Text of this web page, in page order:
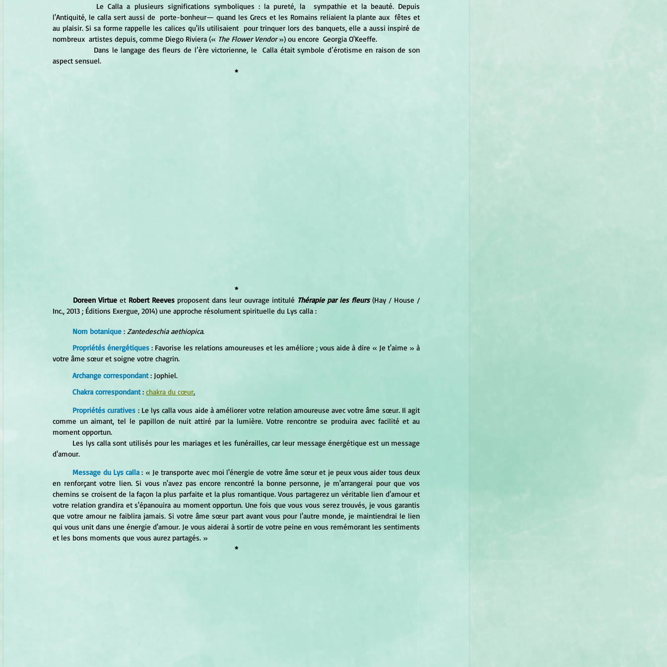
l'Antiquité, le calla sert aussi de  porte-bonheur— quand les Grecs et les Romains reliaient la plante aux  fêtes et
au plaisir. Si sa forme rappelle les calices qu'ils utilisaient  pour trinquer lors des banquets, elle a aussi inspiré de
nombreux  artistes depuis, comme Diego Riviera (« The Flower Vendor ») ou encore  Georgia O'Keeffe.
aspect sensuel.
*
*
Doreen Virtue et Robert Reeves proposent dans leur ouvrage intitulé Thérapie par les fleurs (Hay / House /
Inc., 2013 ; Éditions Exergue, 2014) une approche résolument spirituelle du Lys calla :
Nom botanique : Zantedeschia aethiopica.
Propriétés énergétiques : Favorise les relations amoureuses et les améliore ; vous aide à dire « Je t'aime » à
votre âme sœur et soigne votre chagrin.
Archange correspondant : Jophiel.
Chakra correspondant : chakra du cœur.
Propriétés curatives : Le lys calla vous aide à améliorer votre relation amoureuse avec votre âme sœur. Il agit
comme un aimant, tel le papillon de nuit attiré par la lumière. Votre rencontre se produira avec facilité et au
moment opportun.
d'amour.
Message du Lys calla : « Je transporte avec moi l'énergie de votre âme sœur et je peux vous aider tous deux
en renforçant votre lien. Si vous n'avez pas encore rencontré la bonne personne, je m'arrangerai pour que vos
chemins se croisent de la façon la plus parfaite et la plus romantique. Vous partagerez un véritable lien d'amour et
votre relation grandira et s'épanouira au moment opportun. Une fois que vous vous serez trouvés, je vous garantis
que votre amour ne faiblira jamais. Si votre âme sœur part avant vous pour l'autre monde, je maintiendrai le lien
qui vous unit dans une énergie d'amour. Je vous aiderai à sortir de votre peine en vous remémorant les sentiments
et les bons moments que vous aurez partagés. »
*